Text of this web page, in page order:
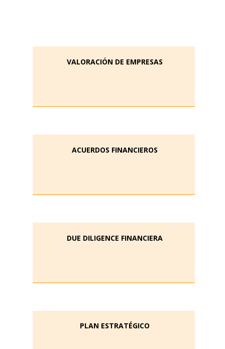
VALORACIÓN DE EMPRESAS
ACUERDOS FINANCIEROS
DUE DILIGENCE FINANCIERA
PLAN ESTRATÉGICO